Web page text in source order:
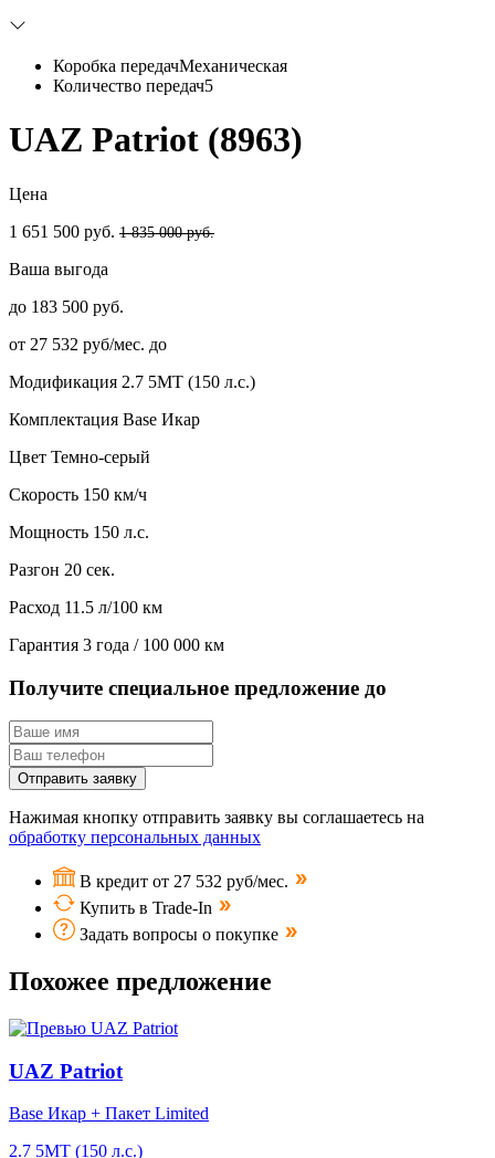
Коробка передачМеханическая
Количество передач5
UAZ Patriot (8963)
Цена
1 651 500 руб. 1 835 000 руб.
Ваша выгода
до 183 500 руб.
от 27 532 руб/мес. до
Модификация 2.7 5МТ (150 л.с.)
Комплектация Base Икар
Цвет Темно-серый
Скорость 150 км/ч
Мощность 150 л.с.
Разгон 20 сек.
Расход 11.5 л/100 км
Гарантия 3 года / 100 000 км
Получите специальное предложение до
Отправить заявку
Нажимая кнопку отправить заявку вы соглашаетесь на
обработку персональных данных
В кредит от 27 532 руб/мес.
Купить в Trade-In
Задать вопросы о покупке
Похожее предложение
UAZ Patriot
Base Икар + Пакет Limited
2.7 5МТ (150 л.с.)